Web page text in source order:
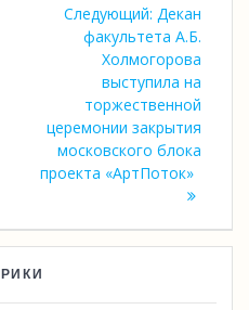
Следующий: Следующая
запись:
Декан
факультета А.Б.
Холмогорова
выступила на
торжественной
церемонии закрытия
московского блока
проекта «АртПоток»